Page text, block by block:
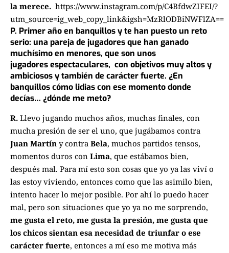
la merece. https://www.instagram.com/p/C4BfdwZIFEI/?
utm_source=ig_web_copy_link&igsh=MzRlODBiNWFlZA==
P. Primer año en banquillos y te han puesto un reto
serio: una pareja de jugadores que han ganado
muchísimo en menores, que son unos
jugadoresespectaculares, con objetivos muy altos y
ambiciosos y también de carácter fuerte. ¿En
banquillos cómo lidias con ese momento donde
decías… ¿dónde me meto?
R. Llevo jugando muchos años, muchas finales, con
mucha presión de ser el uno, que jugábamos contra
Juan Martín y contra Bela, muchos partidos tensos,
momentos duros con Lima, que estábamos bien,
después mal. Para mí esto son cosas que yo ya las viví o
las estoy viviendo, entonces como que las asimilo bien,
intento hacer lo mejor posible. Por ahí lo puedo hacer
mal, pero son situaciones que yo ya no me sorprendo,
me gusta el reto, me gusta la presión, me gusta que
los chicos sientan esa necesidad de triunfar o ese
carácter fuerte, entonces a mí eso me motiva más